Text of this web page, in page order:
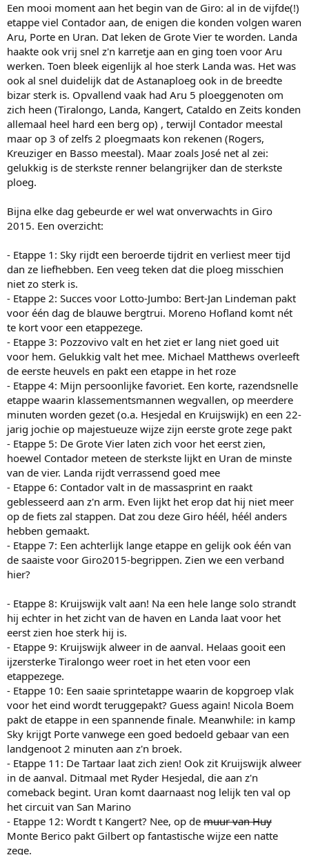
Een mooi moment aan het begin van de Giro: al in de vijfde(!)
etappe viel Contador aan, de enigen die konden volgen waren
Aru, Porte en Uran. Dat leken de Grote Vier te worden. Landa
haakte ook vrij snel z'n karretje aan en ging toen voor Aru
werken. Toen bleek eigenlijk al hoe sterk Landa was. Het was
ook al snel duidelijk dat de Astanaploeg ook in de breedte
bizar sterk is. Opvallend vaak had Aru 5 ploeggenoten om
zich heen (Tiralongo, Landa, Kangert, Cataldo en Zeits konden
allemaal heel hard een berg op) , terwijl Contador meestal
maar op 3 of zelfs 2 ploegmaats kon rekenen (Rogers,
Kreuziger en Basso meestal). Maar zoals José net al zei:
gelukkig is de sterkste renner belangrijker dan de sterkste
ploeg.
Bijna elke dag gebeurde er wel wat onverwachts in Giro
2015. Een overzicht:
- Etappe 1: Sky rijdt een beroerde tijdrit en verliest meer tijd
dan ze liefhebben. Een veeg teken dat die ploeg misschien
niet zo sterk is.
- Etappe 2: Succes voor Lotto-Jumbo: Bert-Jan Lindeman pakt
voor één dag de blauwe bergtrui. Moreno Hofland komt nét
te kort voor een etappezege.
- Etappe 3: Pozzovivo valt en het ziet er lang niet goed uit
voor hem. Gelukkig valt het mee. Michael Matthews overleeft
de eerste heuvels en pakt een etappe in het roze
- Etappe 4: Mijn persoonlijke favoriet. Een korte, razendsnelle
etappe waarin klassementsmannen wegvallen, op meerdere
minuten worden gezet (o.a. Hesjedal en Kruijswijk) en een 22-
jarig jochie op majestueuze wijze zijn eerste grote zege pakt
- Etappe 5: De Grote Vier laten zich voor het eerst zien,
hoewel Contador meteen de sterkste lijkt en Uran de minste
van de vier. Landa rijdt verrassend goed mee
- Etappe 6: Contador valt in de massasprint en raakt
geblesseerd aan z'n arm. Even lijkt het erop dat hij niet meer
op de fiets zal stappen. Dat zou deze Giro héél, héél anders
hebben gemaakt.
- Etappe 7: Een achterlijk lange etappe en gelijk ook één van
de saaiste voor Giro2015-begrippen. Zien we een verband
hier?
- Etappe 8: Kruijswijk valt aan! Na een hele lange solo strandt
hij echter in het zicht van de haven en Landa laat voor het
eerst zien hoe sterk hij is.
- Etappe 9: Kruijswijk alweer in de aanval. Helaas gooit een
ijzersterke Tiralongo weer roet in het eten voor een
etappezege.
- Etappe 10: Een saaie sprintetappe waarin de kopgroep vlak
voor het eind wordt teruggepakt? Guess again! Nicola Boem
pakt de etappe in een spannende finale. Meanwhile: in kamp
Sky krijgt Porte vanwege een goed bedoeld gebaar van een
landgenoot 2 minuten aan z'n broek.
- Etappe 11: De Tartaar laat zich zien! Ook zit Kruijswijk alweer
in de aanval. Ditmaal met Ryder Hesjedal, die aan z'n
comeback begint. Uran komt daarnaast nog lelijk ten val op
het circuit van San Marino
- Etappe 12: Wordt t Kangert? Nee, op de muur van Huy
Monte Berico pakt Gilbert op fantastische wijze een natte
zege.